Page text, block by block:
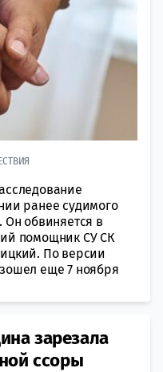
ранее судимого
Он обвиняется в
помощник СУ СК
По версии
еще 7 ноября
зарезала
ссоры